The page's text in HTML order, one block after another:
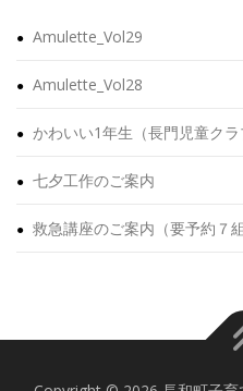
Amulette_Vol29
Amulette_Vol28
かわいい1年生（長門児童クラ
七夕工作のご案内
救急講座のご案内（要予約７組